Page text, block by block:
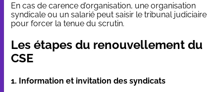
En cas de carence d’organisation, une organisation
syndicale ou un salarié peut saisir le tribunal judiciaire
pour forcer la tenue du scrutin.
Les étapes du renouvellement du
CSE
1. Information et invitation des syndicats